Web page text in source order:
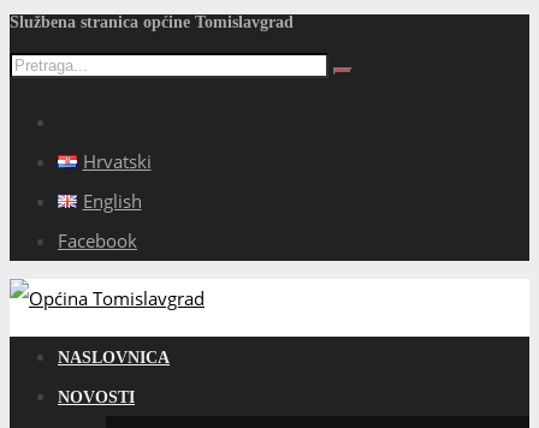
Službena stranica općine Tomislavgrad
Hrvatski
English
Facebook
NASLOVNICA
NOVOSTI